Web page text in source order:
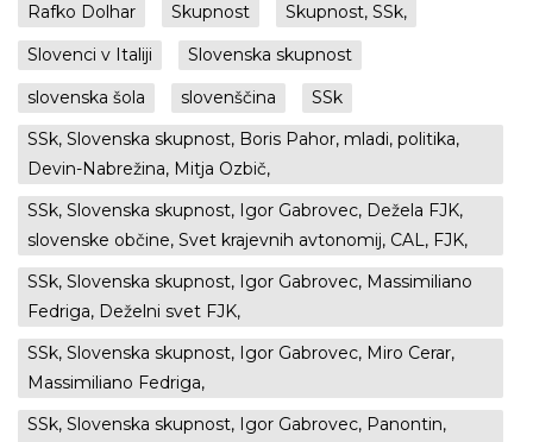
Rafko Dolhar
Skupnost
Skupnost, SSk,
Slovenci v Italiji
Slovenska skupnost
slovenska šola
slovenščina
SSk
SSk, Slovenska skupnost, Boris Pahor, mladi, politika,
Devin-Nabrežina, Mitja Ozbič,
SSk, Slovenska skupnost, Igor Gabrovec, Dežela FJK,
slovenske občine, Svet krajevnih avtonomij, CAL, FJK,
SSk, Slovenska skupnost, Igor Gabrovec, Massimiliano
Fedriga, Deželni svet FJK,
SSk, Slovenska skupnost, Igor Gabrovec, Miro Cerar,
Massimiliano Fedriga,
SSk, Slovenska skupnost, Igor Gabrovec, Panontin,